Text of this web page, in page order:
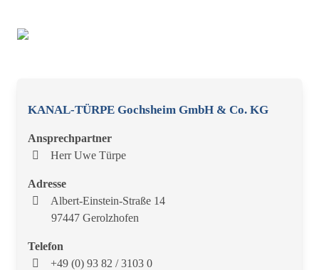
KANAL-TÜRPE Gochsheim GmbH & Co. KG
Ansprechpartner
Herr Uwe Türpe
Adresse
Albert-Einstein-Straße 14
97447 Gerolzhofen
Telefon
+49 (0) 93 82 / 3103 0